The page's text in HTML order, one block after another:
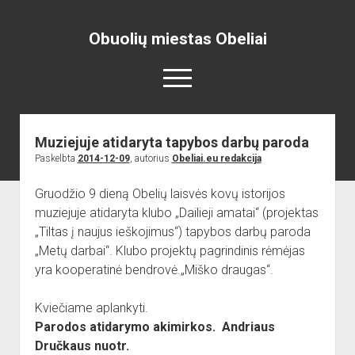
Obuolių miestas Obeliai
open
menu
Pradžia
open
menu
Skelbimai
Renginiai
Projektai
open
dropdown
menu
Miesto aikštė
Obelių paminklas
ISTORIJA
open
dropdown
menu
Lankytinos vietos
open
dropdown
menu
Bažnyčia
Kiti objektai
Obelių gimnazija
open
dropdown
menu
Gimnazistų naujienos
Kraštiečių kūryba
Organizacijos
open
dropdown
Muziejuje atidaryta tapybos darbų paroda
Paskelbta 2014-12-09, autorius Obeliai.eu redakcija
Gruodžio 9 dieną Obelių laisvės kovų istorijos
muziejuje atidaryta klubo „Dailieji amatai“ (projektas
„Tiltas į naujus ieškojimus“) tapybos darbų paroda
„Metų darbai“. Klubo projektų pagrindinis rėmėjas
yra kooperatinė bendrovė.„Miško draugas“.
Kviečiame aplankyti.
Parodos atidarymo akimirkos. Andriaus
Dručkaus nuotr.